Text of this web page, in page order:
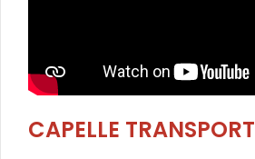
CAPELLE TRANSPORT